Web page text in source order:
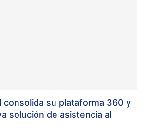
consolida su plataforma 360 y
solución de asistencia al